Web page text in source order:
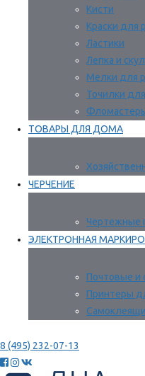
Кисти
Краски для
Ластики
Лепка и
Мелки для
Точилки
ТОВАРЫ ДЛЯ ДОМА
ЧЕРЧЕНИЕ
Чертежные
ЭЛЕКТРОННАЯ
Почтовые и
Принтеры
8 (495) 232-07-13